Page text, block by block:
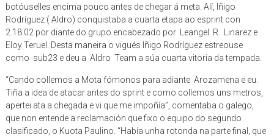
botóuselles encima pouco antes de chegar á meta. Alí, Iñigo
Rodríguez ( Aldro) conquistaba a cuarta etapa ao esprint con
2.18.02 por diante do grupo encabezado por Leangel R. Linarez e
Eloy Teruel. Desta maneira o vigués Iñigo Rodríguez estreouse
como sub23 e deu a Aldro Team a súa cuarta vitoria da tempada.
“Cando collemos a Mota fómonos para adiante Arozamena e eu.
Tiña a idea de atacar antes do sprint e como collemos uns metros,
apertei ata a chegada e vi que me impoñía”, comentaba o galego,
que non entende a reclamación que fixo o equipo do segundo
clasificado, o Kuota Paulino. “Había unha rotonda na parte final, que